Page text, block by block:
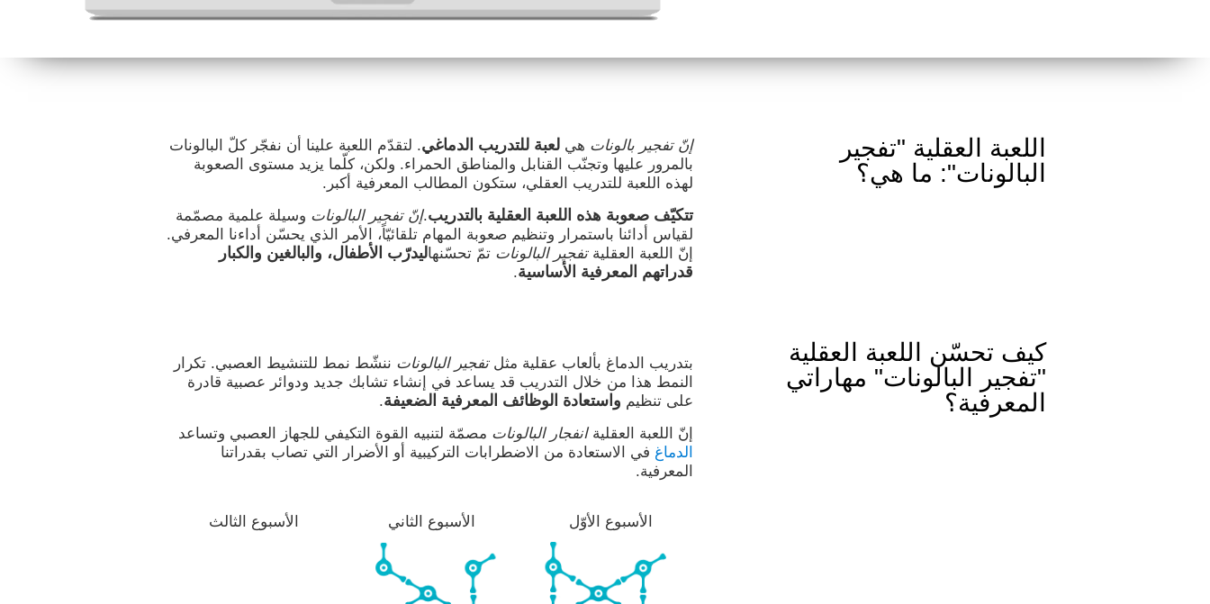
اللعبة العقلية "تفجير
البالونات": ما هي؟
إنّ تفجير بالونات هي لعبة للتدريب الدماغي. لتقدّم اللعبة علينا أن نفجّر كلّ البالونات
بالمرور عليها وتجنّب القنابل والمناطق الحمراء. ولكن، كلّما يزيد مستوى الصعوبة
لهذه اللعبة للتدريب العقلي، ستكون المطالب المعرفية أكبر.
تتكيّف صعوبة هذه اللعبة العقلية بالتدريب.إنّ تفجير البالونات وسيلة علمية مصمّمة
لقياس أدائنا باستمرار وتنظيم صعوبة المهام تلقائيّاً، الأمر الذي يحسّن أداءنا المعرفي.
إنّ اللعبة العقليةتفجير البالونات تمّ تحسّنهاليدرّب الأطفال، والبالغين والكبار
قدراتهم المعرفية الأساسية.
كيف تحسّن اللعبة العقلية
"تفجير البالونات" مهاراتي
المعرفية؟
بتدريب الدماغ بألعاب عقلية مثلتفجير البالونات ننشّط نمط للتنشيط العصبي. تكرار
النمط هذا من خلال التدريب قد يساعد في إنشاء تشابك جديد ودوائر عصبية قادرة
على تنظيم واستعادة الوظائف المعرفية الضعيفة.
إنّ اللعبة العقليةانفجار البالونات مصمّة لتنبيه القوة التكيفي للجهاز العصبي وتساعد
الدماغ في الاستعادة من الاضطرابات التركيبية أو الأضرار التي تصاب بقدراتنا
المعرفية.
الأسبوع الأوّل الأسبوع الثاني الأسبوع الثالث